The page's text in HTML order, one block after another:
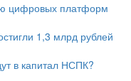
цифровых платформ
1,3 млрд рублей
в капитал НСПК?